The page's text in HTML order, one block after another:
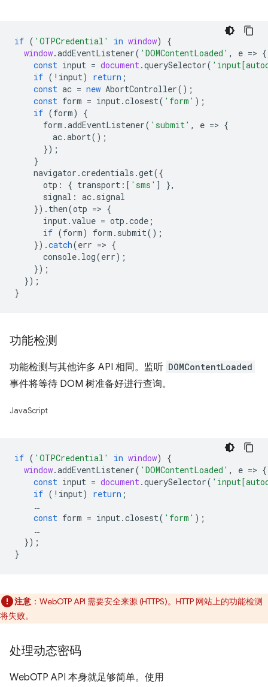
if ( 'OTPCredential' in window)
{
window.addEventListener( 'DOMContentLoaded' , e => {
const input = document.querySelector(
if ( ! input) return ;
const ac = new AbortController();
const form = input.closest( 'form' );
if (form)
{
form .addEventListener( 'submit' , e => {
ac.abort();
});
}
navigator .credentials .get({
otp : { transport : [ 'sms' ]
},
signal : ac. signal
}). then(otp => {
input.value = otp .code ;
if (form) form . submit();
}).catch(err => {
console. log(err);
});
});
}
功能检测
功能检测与其他许多 API 相同。监听 DOMContentLoaded
事件将等待 DOM 树准备好进行查询。
JavaScript
if ( 'OTPCredential' in window)
{
window.addEventListener( 'DOMContentLoaded' , e => {
const input = document.querySelector(
if ( ! input) return ;
…
const form = input.closest( 'form' );
…
});
}
注意 ：WebOTP API 需要安全来源 (HTTPS)。HTTP 网站上的功能检测
将失败。
处理动态密码
WebOTP API 本身就足够简单。使用